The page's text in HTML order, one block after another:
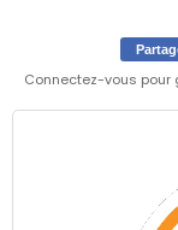
Connectez-vous pour
Skip